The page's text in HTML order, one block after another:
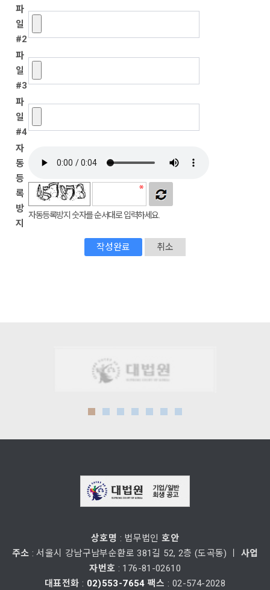
파
일
#2
파
일
#3
파
일
#4
자
동
등
록
방
지
자동등록방지 숫자를 순서대로 입력하세요.
취소
상호명 : 법무법인호안
주소 : 서울시 강남구남부순환로 381길 52, 2층 (도곡동) ㅣ 사업
자번호 : 176-81-02610
대표전화 : 02)553-7654 팩스 : 02-574-2028